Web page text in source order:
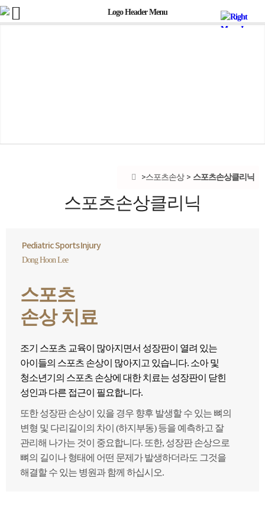
스포츠손상 스포츠손상클리닉
스포츠손상클리닉
Pediatric Sports Injury
Dong Hoon Lee
스포츠
손상 치료
조기 스포츠 교육이 많아지면서 성장판이 열려 있는
아이들의 스포츠 손상이 많아지고 있습니다. 소아 및
청소년기의 스포츠 손상에 대한 치료는 성장판이 닫힌
성인과 다른 접근이 필요합니다.
또한 성장판 손상이 있을 경우 향후 발생할 수 있는 뼈의
변형 및 다리길이의 차이 (하지부동) 등을 예측하고 잘
관리해 나가는 것이 중요합니다. 또한, 성장판 손상으로
뼈의 길이나 형태에 어떤 문제가 발생하더라도 그것을
해결할 수 있는 병원과 함께 하십시오.